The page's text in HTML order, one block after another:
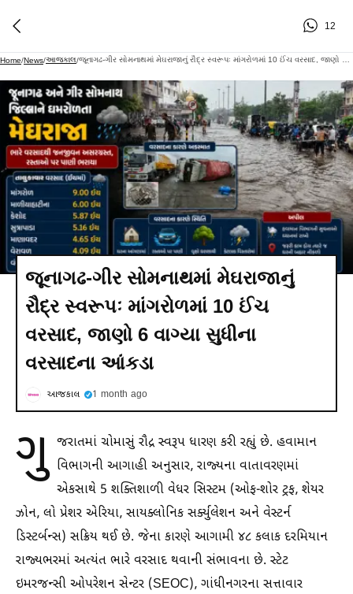
12
Home/News/આજકાલ/
જૂનાગઢ-ગીર સોમનાથમાં મેઘરાજાનું
રૌદ્ર સ્વરૂપઃ માંગરોળમાં 10 ઈંચ
વરસાદ, જાણો 6 વાગ્યા સુધીના
વરસાદના આંકડા
આજકાલ 1 month ago
ગુ જરાતમાં ચોમાસું રૌદ્ર સ્વરૂપ ધારણ કરી રહ્યું છે. હવામાન
વિભાગની આગાહી અનુસાર, રાજ્યના વાતાવરણમાં
એકસાથે 5 શક્તિશાળી વેધર સિસ્ટમ (ઓફ-શોર ટ્રફ, શેયર
ઝોન, લો પ્રેશર એરિયા, સાયક્લોનિક સર્ક્યુલેશન અને વેસ્ટર્ન
ડિસ્ટર્બન્સ) સક્રિય થઈ છે. જેના કારણે આગામી ૪૮ કલાક દરમિયાન
રાજ્યભરમાં અત્યંત ભારે વરસાદ થવાની સંભાવના છે. સ્ટેટ
ઇમરજન્સી ઓપરેશન સેન્ટર (SEOC), ગાંધીનગરના સત્તાવાર